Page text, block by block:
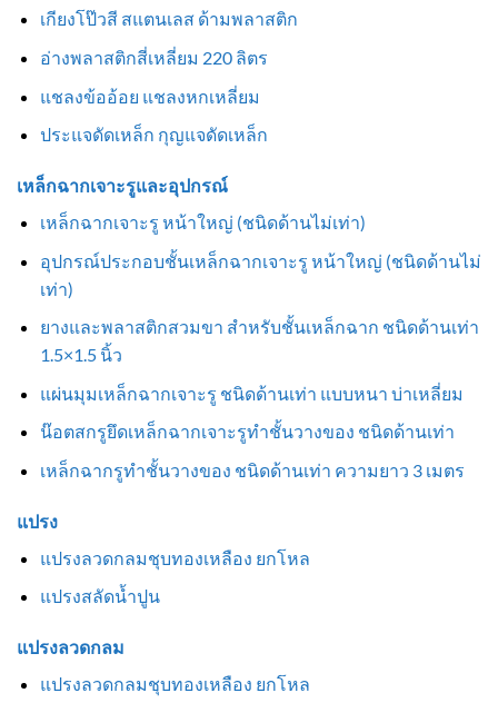
เกียงโป๊วสี สแตนเลส ด้ามพลาสติก
อ่างพลาสติกสี่เหลี่ยม 220 ลิตร
แชลงข้ออ้อย แชลงหกเหลี่ยม
ประแจดัดเหล็ก กุญแจดัดเหล็ก
เหล็กฉากเจาะรูและอุปกรณ์
เหล็กฉากเจาะรู หน้าใหญ่ (ชนิดด้านไม่เท่า)
อุปกรณ์ประกอบชั้นเหล็กฉากเจาะรู หน้าใหญ่ (ชนิดด้านไม่
เท่า)
ยางและพลาสติกสวมขา สำหรับชั้นเหล็กฉาก ชนิดด้านเท่า
1.5×1.5 นิ้ว
แผ่นมุมเหล็กฉากเจาะรู ชนิดด้านเท่า แบบหนา บ่าเหลี่ยม
น๊อตสกรูยึดเหล็กฉากเจาะรูทำชั้นวางของ ชนิดด้านเท่า
เหล็กฉากรูทำชั้นวางของ ชนิดด้านเท่า ความยาว 3 เมตร
แปรง
แปรงลวดกลมชุบทองเหลือง ยกโหล
แปรงสลัดน้ำปูน
แปรงลวดกลม
แปรงลวดกลมชุบทองเหลือง ยกโหล